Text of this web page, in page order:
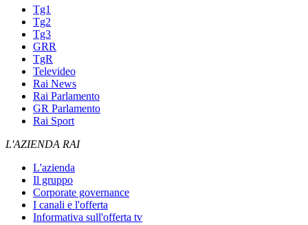
Tg1
Tg2
Tg3
GRR
TgR
Televideo
Rai News
Rai Parlamento
GR Parlamento
Rai Sport
L'AZIENDA RAI
L'azienda
Il gruppo
Corporate governance
I canali e l'offerta
Informativa sull'offerta tv